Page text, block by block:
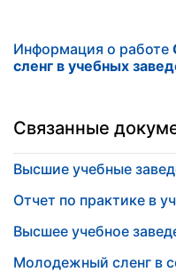
Информация о работе
сленг в учебных
Связанные
Высшие учебные
Отчет по практике в
Высшее учебное
Молодежный сленг в